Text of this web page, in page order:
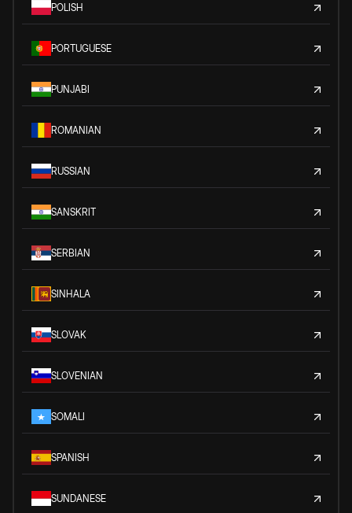
POLISH
PORTUGUESE
PUNJABI
ROMANIAN
RUSSIAN
SANSKRIT
SERBIAN
SINHALA
SLOVAK
SLOVENIAN
SOMALI
SPANISH
SUNDANESE